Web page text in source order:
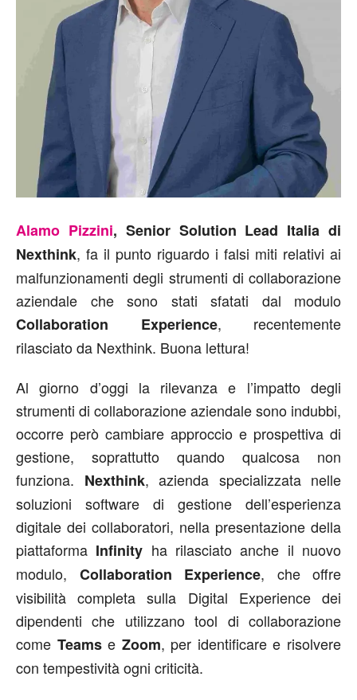
Alamo Pizzini, Senior Solution Lead Italia di
Nexthink, fa il punto riguardo i falsi miti relativi ai
malfunzionamenti degli strumenti di collaborazione
aziendale che sono stati sfatati dal modulo
Collaboration Experience, recentemente
rilasciato da Nexthink. Buona lettura!
Al giorno d’oggi la rilevanza e l’impatto degli
strumenti di collaborazione aziendale sono indubbi,
occorre però cambiare approccio e prospettiva di
gestione, soprattutto quando qualcosa non
funziona. Nexthink, azienda specializzata nelle
soluzioni software di gestione dell’esperienza
digitale dei collaboratori, nella presentazione della
piattaforma Infinity ha rilasciato anche il nuovo
modulo, Collaboration Experience, che offre
visibilità completa sulla Digital Experience dei
dipendenti che utilizzano tool di collaborazione
come Teamse Zoom, per identificare e risolvere
con tempestività ogni criticità.